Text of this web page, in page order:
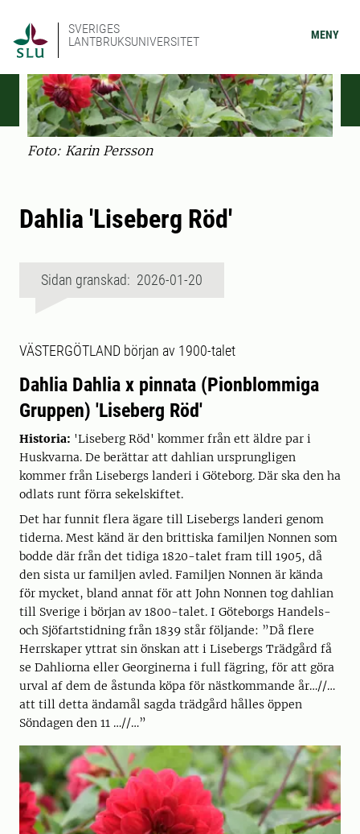
SVERIGES
LANTBRUKSUNIVERSITET
MENY
Foto: Karin Persson
Dahlia 'Liseberg Röd'
Sidan granskad: 2026-01-20
VÄSTERGÖTLAND början av 1900-talet
Dahlia Dahlia x pinnata (Pionblommiga
Gruppen) 'Liseberg Röd'
Historia: 'Liseberg Röd' kommer från ett äldre par i
Huskvarna. De berättar att dahlian ursprungligen
kommer från Lisebergs landeri i Göteborg. Där ska den ha
odlats runt förra sekelskiftet.
Det har funnit flera ägare till Lisebergs landeri genom
tiderna. Mest känd är den brittiska familjen Nonnen som
bodde där från det tidiga 1820-talet fram till 1905, då
den sista ur familjen avled. Familjen Nonnen är kända
för mycket, bland annat för att John Nonnen tog dahlian
till Sverige i början av 1800-talet. I Göteborgs Handels-
och Sjöfartstidning från 1839 står följande: ”Då flere
Herrskaper yttrat sin önskan att i Lisebergs Trädgård få
se Dahliorna eller Georginerna i full fägring, för att göra
urval af dem de åstunda köpa för nästkommande år…//…
att till detta ändamål sagda trädgård hålles öppen
Söndagen den 11 …//…”